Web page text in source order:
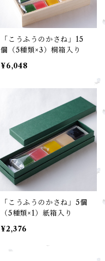
「こうふうのかさね」15
個（5種類×3）桐箱入り
¥6,048
「こうふうのかさね」5個
（5種類×1）紙箱入り
¥2,376